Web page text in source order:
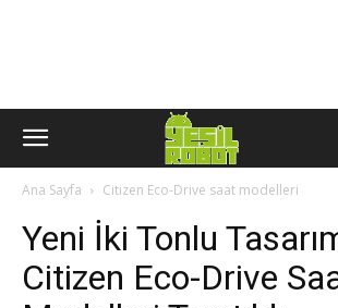
Ana Sayfa Citizen Eco-Drive saat modelleri
Yeni İki Tonlu
Citizen Eco-Drive